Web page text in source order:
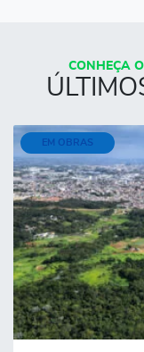
CONHEÇA
EM OBRAS